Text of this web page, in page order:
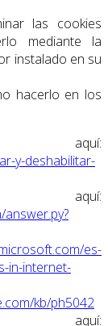
las cookies
mediante la
instalado en su
hacerlo en los
aquí:
y-deshabilitar-
aquí:
es-
in-internet-
kb/ph5042
aquí: